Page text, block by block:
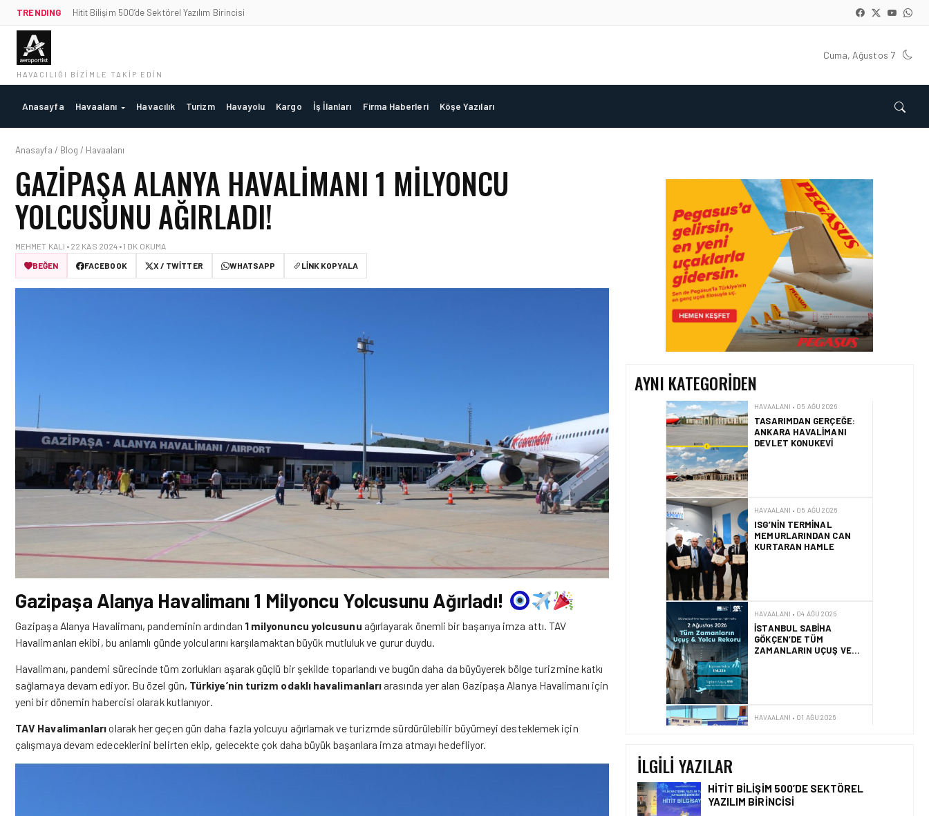
TRENDING Hitit Bilişim 500’de Sektörel Yazılım Birincisi
HAVACILIĞI BIZIMLE TAKIP EDIN
Cuma, Ağustos 7
Anasayfa Havaalanı Havacılık Turizm Havayolu Kargo İş İlanları Firma Haberleri Köşe Yazıları
Anasayfa / Blog / Havaalanı
GAZIPAŞA ALANYA HAVALIMANI 1 MILYONCU
YOLCUSUNU AĞIRLADI!
MEHMET KALI • 22 KAS 2024 • 1 DK OKUMA
BEĞEN
FACEBOOK X / TWITTER WHATSAPP LINK KOPYALA
Gazipaşa Alanya Havalimanı 1 Milyoncu Yolcusunu Ağırladı!
Gazipaşa Alanya Havalimanı, pandeminin ardından 1 milyonuncu yolcusunu ağırlayarak önemli bir başarıya imza attı. TAV
Havalimanları ekibi, bu anlamlı günde yolcularını karşılamaktan büyük mutluluk ve gurur duydu.
Havalimanı, pandemi sürecinde tüm zorlukları aşarak güçlü bir şekilde toparlandı ve bugün daha da büyüyerek bölge turizmine katkı
sağlamaya devam ediyor. Bu özel gün, Türkiye’nin turizm odaklı havalimanları arasında yer alan Gazipaşa Alanya Havalimanı için
yeni bir dönemin habercisi olarak kutlanıyor.
TAV Havalimanlarıolarak her geçen gün daha fazla yolcuyu ağırlamak ve turizmde sürdürülebilir büyümeyi desteklemek için
çalışmaya devam edeceklerini belirten ekip, gelecekte çok daha büyük başarılara imza atmayı hedefliyor.
AYNI KATEGORIDEN
HAVAALANI • 05 AĞU 2026
İSTANBUL VALI
YARDIMCISI BEKIR
DINKIRCI’DEN KONTROL
KULESI’NE ZIYARET
HAVAALANI • 05 AĞU 2026
TASARIMDAN GERÇEĞE:
ANKARA HAVALIMANI
DEVLET KONUKEVI
MEMURLARINDAN CAN
KURTARAN HAMLE
İSTANBUL SABIHA
GÖKÇEN’DE TÜM
ZAMANLARIN UÇUŞ VE
YOLCU REKORU KIRILDI
İZMIR ILE ALMATI
ARASINDA DIREKT
UÇUŞLAR BAŞLADI
İLGILI YAZILAR
HITIT BILIŞIM 500’DE SEKTÖREL
YAZILIM BIRINCISI